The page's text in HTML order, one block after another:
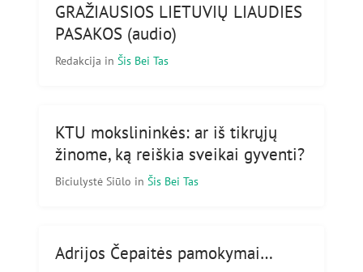
GRAŽIAUSIOS LIETUVIŲ LIAUDIES
PASAKOS (audio)
Redakcija in Šis Bei Tas
KTU mokslininkės: ar iš tikrųjų
žinome, ką reiškia sveikai gyventi?
Biciulystė Siūlo in Šis Bei Tas
Adrijos Čepaitės pamokymai…